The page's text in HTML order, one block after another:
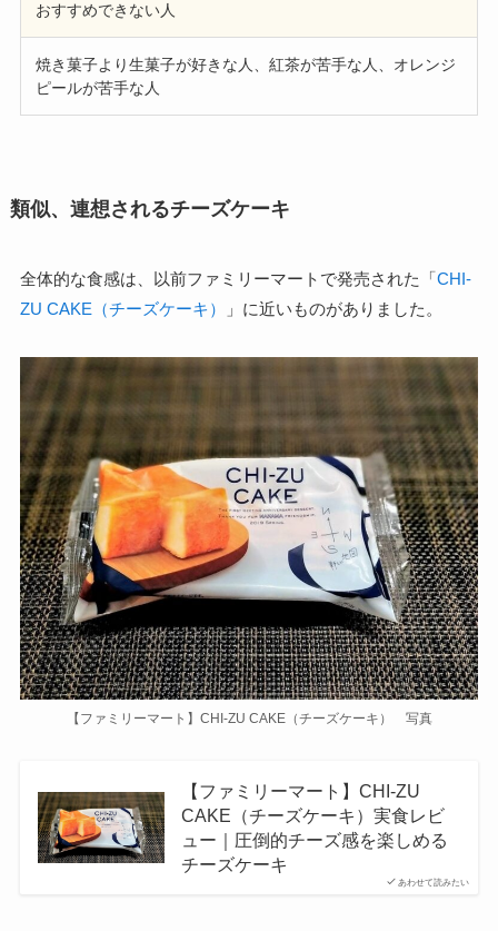
おすすめできない人
焼き菓子より生菓子が好きな人、紅茶が苦手な人、オレンジ
ピールが苦手な人
類似、連想されるチーズケーキ
全体的な食感は、以前ファミリーマートで発売された「CHI-
ZU CAKE（チーズケーキ）
」に近いものがありました。
【ファミリーマート】CHI-ZU CAKE（チーズケーキ） 写真
あわせて読みたい
【ファミリーマート】CHI-ZU
CAKE（チーズケーキ）実食レビ
ュー｜圧倒的チーズ感を楽しめる
チーズケーキ